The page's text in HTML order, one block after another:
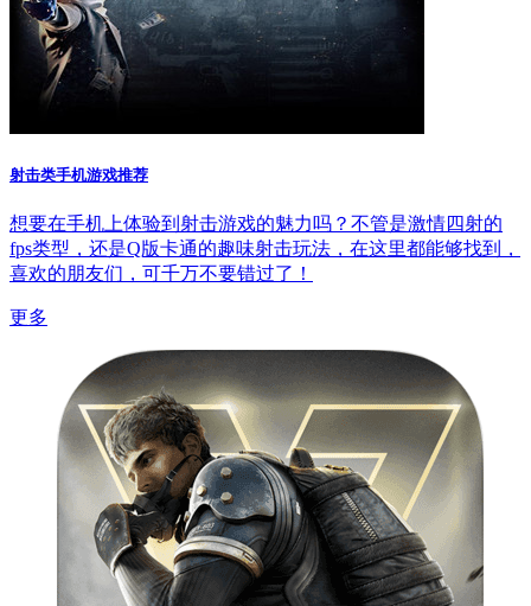
射击类手机游戏推荐
想要在手机上体验到射击游戏的魅力吗？不管是激情四射的
fps类型，还是Q版卡通的趣味射击玩法，在这里都能够找到，
喜欢的朋友们，可千万不要错过了！
更多